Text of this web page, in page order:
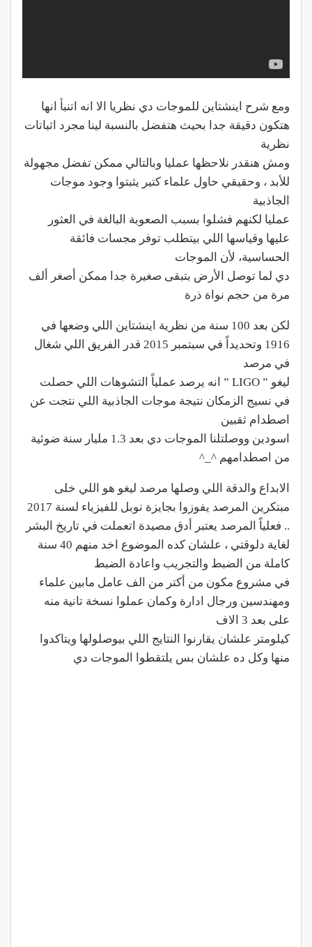
ومع شرح اينشتاين للموجات دي نظريا الا انه اتنبأ انها
هتكون دقيقة جدا بحيث هتفضل بالنسبة لينا مجرد اثباتات
نظرية
ومش هنقدر نلاحظها عمليا وبالتالي ممكن تفضل مجهولة
للأبد ، وحقيقي حاول علماء كتير يثبتوا وجود موجات
الجاذبية
عمليا لكنهم فشلوا بسبب الصعوبة البالغة في العثور
عليها وقياسها اللي بيتطلب توفر مجسات فائقة
الحساسية، لأن الموجات
دي لما توصل الأرض بتبقى صغيرة جدا ممكن أصغر ألف
مرة من حجم نواة ذرة
لكن بعد 100 سنة من نظرية اينشتاين اللي وضعها في
1916 وتحديداً في سبتمبر 2015 قدر الفريق اللي شغال
في مرصد
ليغو ” LIGO ” انه يرصد عملياً التشوهات اللي حصلت
في نسيج الزمكان نتيجة موجات الجاذبية اللي نتجت عن
اصطدام ثقبين
اسودين ووصلتلنا الموجات دي بعد 1.3 مليار سنة ضوئية
من اصطدامهم ^_^
الابداع والدقة اللي وصلها مرصد ليغو هو اللي خلى
مبتكرين المرصد يفوزوا بجايزة نوبل للفيزياء لسنة 2017
.. فعلياً المرصد يعتبر أدق مصيدة اتعملت في تاريخ البشر
لغاية دلوقتي ، علشان كده الموضوع اخد منهم 40 سنة
كاملة من الضبط والتجريب واعادة الضبط
في مشروع مكون من أكتر من الف عامل مابين علماء
ومهندسين ورجال ادارة وكمان عملوا نسخة تانية منه
على بعد 3 الاف
كيلومتر علشان يقارنوا النتايج اللي بيوصلولها ويتاكدوا
منها وكل ده علشان بس يلتقطوا الموجات دي